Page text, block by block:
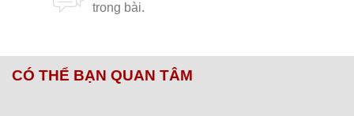
CÓ THỂ BẠN QUAN TÂM